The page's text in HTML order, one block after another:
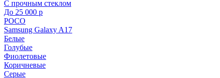
С прочным стеклом
До 25 000 р
POCO
Samsung Galaxy A17
Белые
Голубые
Фиолетовые
Коричневые
Серые